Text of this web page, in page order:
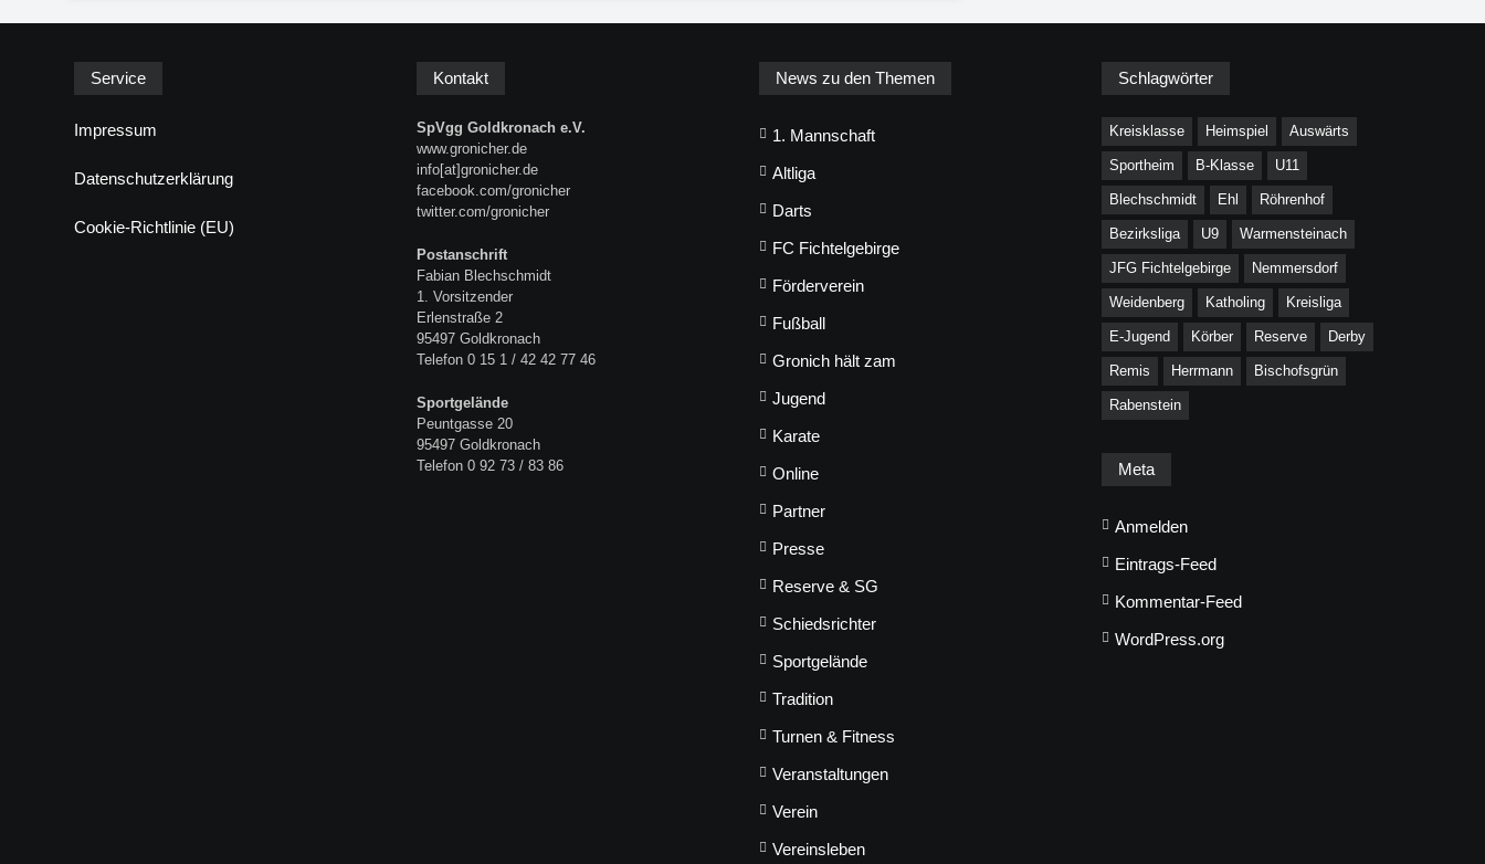
Service
Impressum
Datenschutzerklärung
Cookie-Richtlinie (EU)
Kontakt
SpVgg Goldkronach e.V.
www.gronicher.de
info[at]gronicher.de
facebook.com/gronicher
twitter.com/gronicher
Postanschrift
Fabian Blechschmidt
1. Vorsitzender
Erlenstraße 2
95497 Goldkronach
Telefon 0 15 1 / 42 42 77 46
Sportgelände
Peuntgasse 20
95497 Goldkronach
Telefon 0 92 73 / 83 86
News zu den Themen
1. Mannschaft
Altliga
Darts
FC Fichtelgebirge
Förderverein
Fußball
Gronich hält zam
Jugend
Karate
Online
Partner
Presse
Reserve & SG
Schiedsrichter
Sportgelände
Tradition
Turnen & Fitness
Veranstaltungen
Verein
Vereinsleben
Schlagwörter
Kreisklasse Heimspiel Auswärts
Sportheim B-Klasse U11
Blechschmidt Ehl Röhrenhof
Bezirksliga U9 Warmensteinach
JFG Fichtelgebirge Nemmersdorf
Weidenberg Katholing Kreisliga
E-Jugend Körber Reserve Derby
Remis Herrmann Bischofsgrün
Rabenstein
Meta
Anmelden
Eintrags-Feed
Kommentar-Feed
WordPress.org